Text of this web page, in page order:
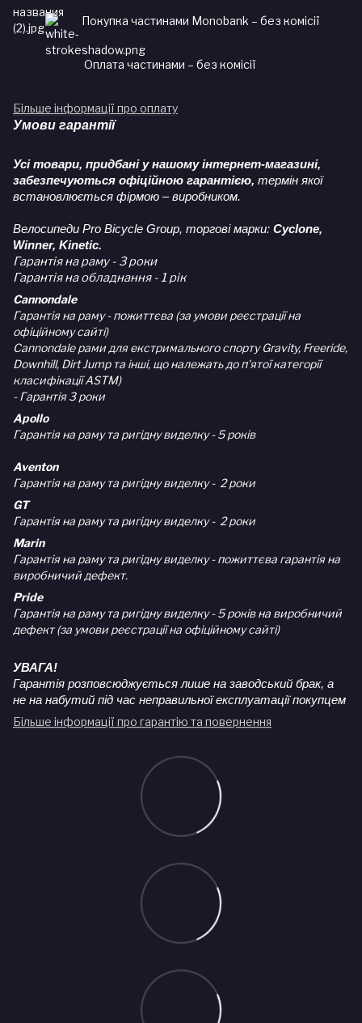
Покупка частинами Monobank – без комісії
Оплата частинами – без комісії
Більше інформації про оплату
Умови гарантії
Усі товари, придбані у нашому інтернет-магазині,
забезпечуються офіційною гарантією, термін якої
встановлюється фірмою – виробником.
Велосипеди Pro Bicycle Group, торгові марки: Cyclone,
Winner, Kinetic.
Гарантія на раму - 3 роки
Гарантія на обладнання - 1 рік
Cannondale
Гарантія на раму - пожиттєва (за умови реєстрації на
офіційному сайті)
Cannondale рами для екстримального спорту Gravity, Freeride,
Downhill, Dirt Jump та інші, що належать до п'ятої категорії
класифікації ASTM)
- Гарантія 3 роки
Apollo
Гарантія на раму та ригідну виделку - 5 років
Aventon
Гарантія на раму та ригідну виделку - 2 роки
GT
Гарантія на раму та ригідну виделку - 2 роки
Marin
Гарантія на раму та ригідну виделку - пожиттєва гарантія на
виробничий дефект.
Pride
Гарантія на раму та ригідну виделку - 5 років на виробничий
дефект (за умови реєстрації на офіційному сайті)
УВАГА!
Гарантія розповсюджується лише на заводський брак, а
не на набутий під час неправильної експлуатації покупцем
Більше інформації про гарантію та повернення